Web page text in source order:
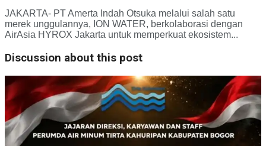
JAKARTA- PT Amerta Indah Otsuka melalui salah satu
merek unggulannya, ION WATER, berkolaborasi dengan
AirAsia HYROX Jakarta untuk memperkuat ekosistem...
Discussion about this post